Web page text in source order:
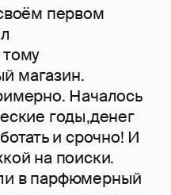
первом
магазин.
Началось
годы,денег
и срочно! И
на поиски.
в парфюмерный